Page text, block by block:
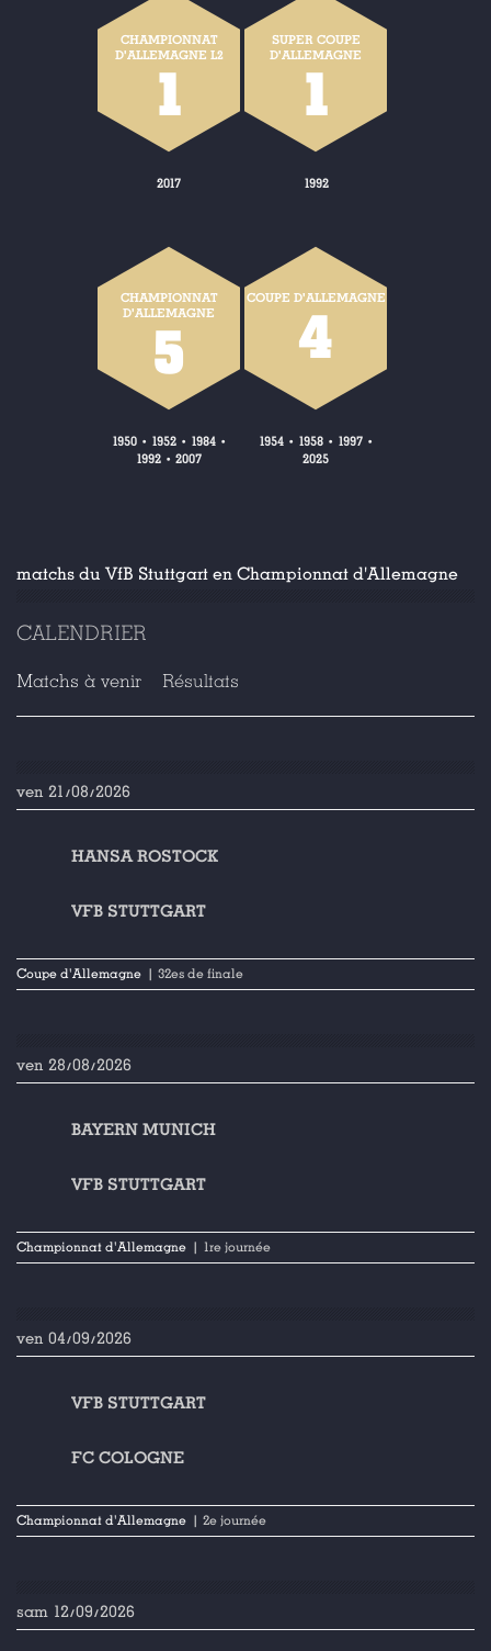
CHAMPIONNAT
D'ALLEMAGNE L2
1
2017
SUPER COUPE
D'ALLEMAGNE
1
1992
CHAMPIONNAT
D'ALLEMAGNE
5
1950• 1952• 1984•
1992 • 2007
COUPE D'ALLEMAGNE
4
1954• 1958• 1997•
2025
matchs du VfB Stuttgart en Championnat d'Allemagne
CALENDRIER
Matchs à venir Résultats
ven 21/08/2026
HANSA ROSTOCK
VFB STUTTGART
Coupe d'Allemagne | 32es de finale
ven 28/08/2026
BAYERN MUNICH
VFB STUTTGART
Championnat d'Allemagne | 1re journée
ven 04/09/2026
VFB STUTTGART
FC COLOGNE
Championnat d'Allemagne | 2e journée
sam 12/09/2026